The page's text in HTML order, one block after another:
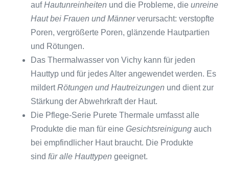
aufHautunreinheiten und die Probleme, die unreine
Haut bei Frauen und Männerverursacht: verstopfte
Poren, vergrößerte Poren, glänzende Hautpartien
und Rötungen.
Das Thermalwasser von Vichy kann für jeden
Hauttyp und für jedes Alter angewendet werden. Es
mildertRötungen und Hautreizungen und dient zur
Stärkung der Abwehrkraft der Haut.
Die Pflege-Serie Purete Thermale umfasst alle
Produkte die man für eine Gesichtsreinigung auch
bei empfindlicher Haut braucht. Die Produkte
sind für alle Hauttypen geeignet.